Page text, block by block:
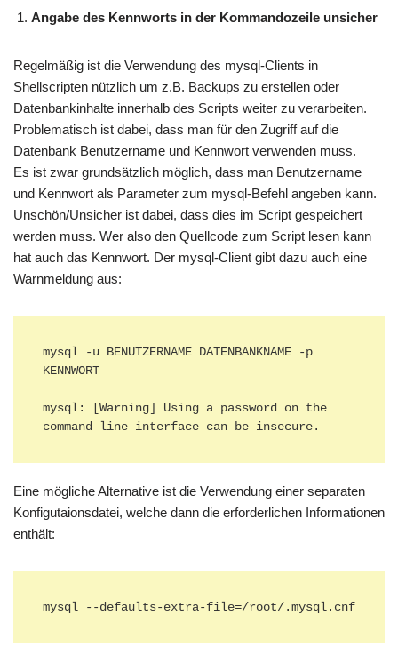
Angabe des Kennworts in der Kommandozeile unsicher
Regelmäßig ist die Verwendung des mysql-Clients in
Shellscripten nützlich um z.B. Backups zu erstellen oder
Datenbankinhalte innerhalb des Scripts weiter zu verarbeiten.
Problematisch ist dabei, dass man für den Zugriff auf die
Datenbank Benutzername und Kennwort verwenden muss.
Es ist zwar grundsätzlich möglich, dass man Benutzername
und Kennwort als Parameter zum mysql-Befehl angeben kann.
Unschön/Unsicher ist dabei, dass dies im Script gespeichert
werden muss. Wer also den Quellcode zum Script lesen kann
hat auch das Kennwort. Der mysql-Client gibt dazu auch eine
Warnmeldung aus:
mysql -u BENUTZERNAME DATENBANKNAME -p
KENNWORT
mysql: [Warning] Using a password on the
command line interface can be insecure.
Eine mögliche Alternative ist die Verwendung einer separaten
Konfigutaionsdatei, welche dann die erforderlichen Informationen
enthält: